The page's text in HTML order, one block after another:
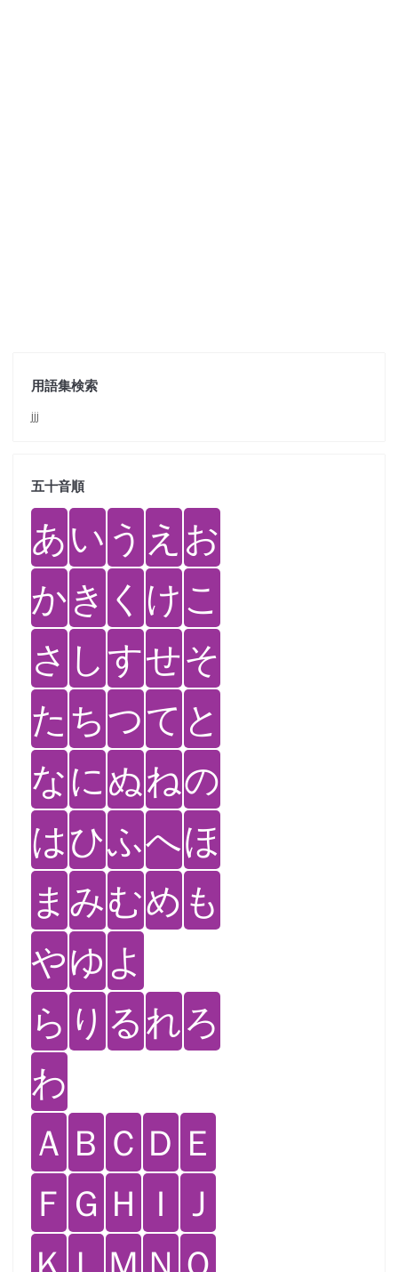
用語集検索
jjj
五十音順
あい う え お
かき く けこ
さ しすせそ
た ちつて と
なにぬねの
はひふへほ
ま みむめ も
やゆ よ
ら り るれろ
わ
Ａ Ｂ Ｃ Ｄ Ｅ
Ｆ Ｇ Ｈ Ｉ Ｊ